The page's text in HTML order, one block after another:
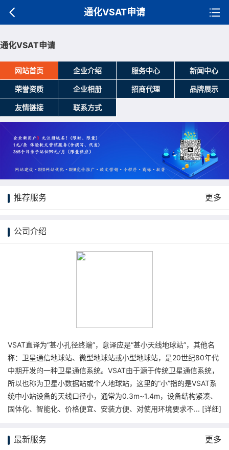
通化VSAT申请
通化VSAT申请
网站首页 企业介绍 服务中心 新闻中心
荣誉资质 企业相册 招商代理 品牌展示
友情链接 联系方式
推荐服务 更多
公司介绍
VSAT直译为“甚小孔径终端”，意译应是“甚小天线地球站”，其他名
称：卫星通信地球站、微型地球站或小型地球站，是20世纪80年代
中期开发的一种卫星通信系统。VSAT由于源于传统卫星通信系统，
所以也称为卫星小数据站或个人地球站，这里的“小”指的是VSAT系
统中小站设备的天线口径小，通常为0.3m~1.4m，设备结构紧凑、
固体化、智能化、价格便宜、安装方便、对使用环境要求不... [详细]
最新服务 更多